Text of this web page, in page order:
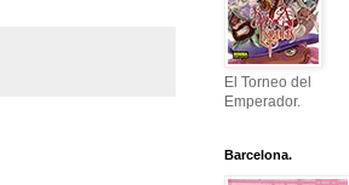
El Torneo del
Emperador.
Barcelona.